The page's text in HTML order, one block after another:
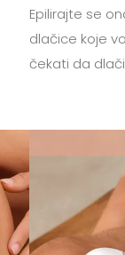
Epilirajte se
dlačice koje
čekati da